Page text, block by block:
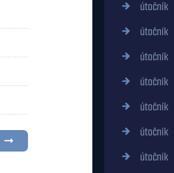
útočník
útočník
útočník
útočník
útočník
útočník
útočník